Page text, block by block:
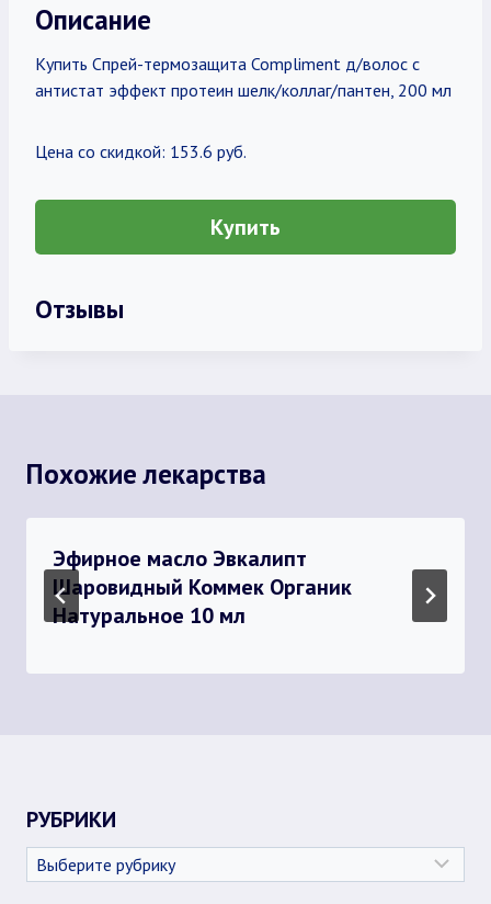
Описание
Купить Спрей-термозащита Compliment д/волос с
антистат эффект протеин шелк/коллаг/пантен, 200 мл
Цена со скидкой: 153.6 руб.
Купить
Отзывы
Похожие лекарства
Эфирное масло Эвкалипт
Шаровидный Коммек Органик
Натуральное 10 мл
РУБРИКИ
Рубрики